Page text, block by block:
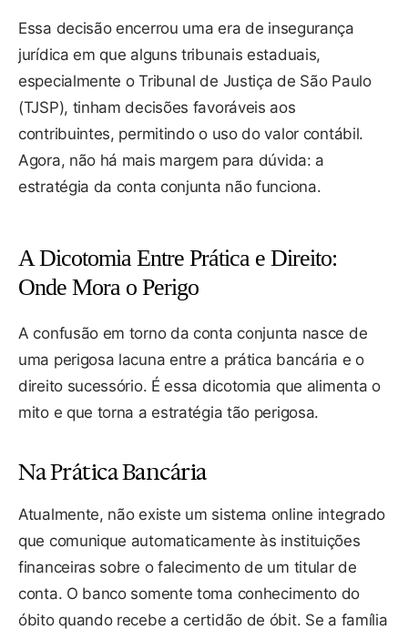
Essa decisão encerrou uma era de insegurança
jurídica em que alguns tribunais estaduais,
especialmente o Tribunal de Justiça de São Paulo
(TJSP), tinham decisões favoráveis aos
contribuintes, permitindo o uso do valor contábil.
Agora, não há mais margem para dúvida: a
estratégia da conta conjunta não funciona.
A Dicotomia Entre Prática e Direito:
Onde Mora o Perigo
A confusão em torno da conta conjunta nasce de
uma perigosa lacuna entre a prática bancária e o
direito sucessório. É essa dicotomia que alimenta o
mito e que torna a estratégia tão perigosa.
Na Prática Bancária
Atualmente, não existe um sistema online integrado
que comunique automaticamente às instituições
financeiras sobre o falecimento de um titular de
conta. O banco somente toma conhecimento do
óbito quando recebe a certidão de óbit. Se a família